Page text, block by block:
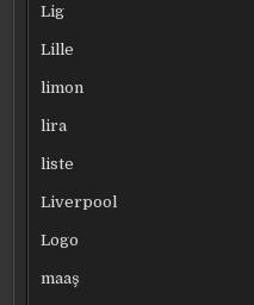
Lig
Lille
limon
lira
liste
Liverpool
Logo
maaş